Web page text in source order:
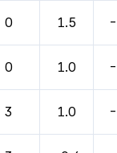
0 1.5
0 1.0
3 1.0